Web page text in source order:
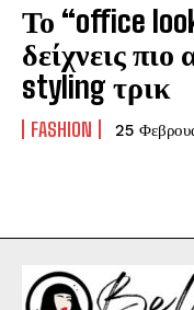
Το “office
δείχνεις
styling τρικ
FASHION 25